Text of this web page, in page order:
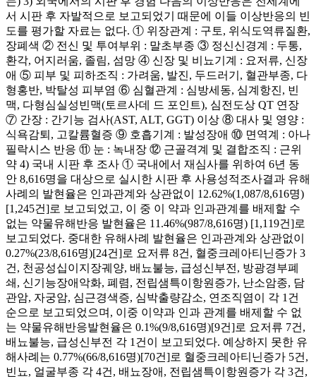
서 시판 후 자발적으로 보고되었기 때문에 이들 이상반응의 빈
도를 평가할 자료는 없다. ① 위장관계 : 구토, 위식도역류질환,
장폐색 ② 전신 및 투여부위 : 말초부종 ③ 정신신경계 : 두통,
환각, 어지러움, 졸림, 섬망 ④ 신장 및 비뇨기계 : 요저류, 신장
애 ⑤ 피부 및 피하조직 : 가려움, 발진, 두드러기, 혈관부종, 다
형홍반, 박탈성 피부염 ⑥ 심혈관계 : 심방세동, 심계항진, 빈
맥, 다형심실성빈맥(토르사데 드 포인트), 심전도상 QT 연장
⑦ 간장 : 간기능 검사(AST, ALT, GGT) 이상 ⑧ 대사 및 영양 :
식욕감퇴, 고칼륨혈증 ⑨ 호흡기계 : 발성장애 ⑩ 면역계 : 아나
필락시스 반응 ⑪ 눈 : 녹내장 ⑫ 근골격계 및 결합조직 : 근위
약 4) 국내 시판 후 조사 ① 국내에서 재심사를 위하여 6년 동
안 8,616명을 대상으로 실시한 시판 후 사용성적조사결과 유해
사례의 발현율은 인과관계와 상관없이 12.62%(1,087/8,616명)
[1,245건]로 보고되었고, 이 중 이 약과 인과관계를 배제할 수
없는 약물유해반응 발현율은 11.46%(987/8,616명) [1,119건]로
보고되었다. 중대한 유해사례 발현율은 인과관계와 상관없이
0.27%(23/8,616명)[24건]로 요저류 8건, 혈중크레아티닌증가 3
건, 천공성십이지장궤양, 배뇨불능, 급성신부전, 방광경부폐
쇄, 신기능장애악화, 폐렴, 전립샘특이항원증가, 난소암종, 담
관암, 자궁암, 심근경색증, 심박출량감소, 연조직염이 각 1건
순으로 보고되었으며, 이중 이약과 인과 관계를 배제할 수 없
는 약물유해반응발현율은 0.1%(9/8,616명)[9건]로 요저류 7건,
배뇨불능, 급성신부전 각 1건이 보고되었다. 예상하지 못한 유
해사례는 0.77%(66/8,616명)[70건]로 혈중크레아티닌증가 5건,
빈뇨, 얼굴부종 각 4건, 배뇨장애, 전립샘특이항원증가 각 3건,